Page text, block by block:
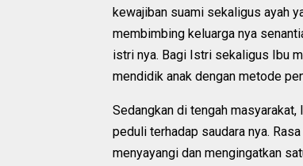
kewajiban suami sekaligus ayah
membimbing keluarga nya
istri nya. Bagi Istri sekaligus Ibu
mendidik anak dengan metode
Sedangkan di tengah
peduli terhadap saudara nya.
menyayangi dan mengingatkan